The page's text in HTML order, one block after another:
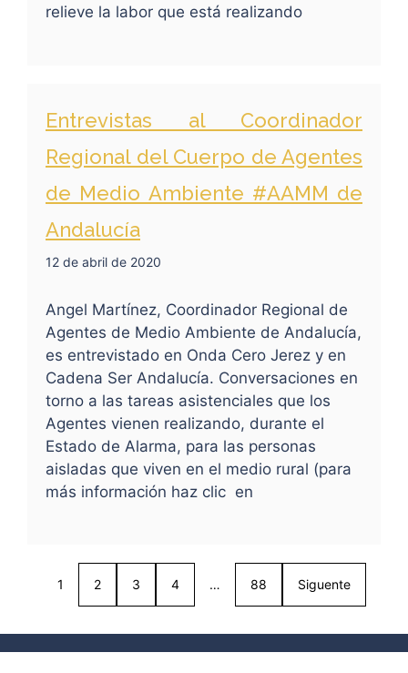
relieve la labor que está realizando
Entrevistas al Coordinador
Regional del Cuerpo de Agentes
de Medio Ambiente #AAMM de
Andalucía
12 de abril de 2020
Angel Martínez, Coordinador Regional de
Agentes de Medio Ambiente de Andalucía,
es entrevistado en Onda Cero Jerez y en
Cadena Ser Andalucía. Conversaciones en
torno a las tareas asistenciales que los
Agentes vienen realizando, durante el
Estado de Alarma, para las personas
aisladas que viven en el medio rural (para
más información haz clic en
1 2 3 4 … 88 Siguente